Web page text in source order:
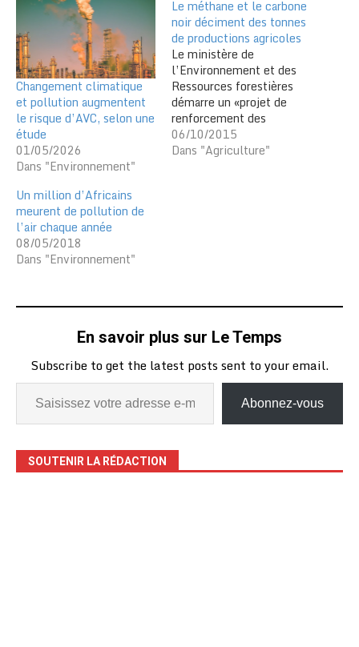
Changement climatique
et pollution augmentent
le risque d’AVC, selon une
étude
01/05/2026
Dans "Environnement"
Le méthane et le carbone
noir déciment des tonnes
de productions agricoles
Le ministère de
l’Environnement et des
Ressources forestières
démarre un «projet de
renforcement des
capacités
institutionnelles pour la
services ont…
06/10/2015
Dans "Agriculture"
Un million d’Africains
meurent de pollution de
l’air chaque année
08/05/2018
Dans "Environnement"
En savoir plus sur Le Temps
Subscribe to get the latest posts sent to your email.
Abonnez-vous
SOUTENIR LA RÉDACTION